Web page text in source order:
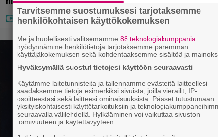
Tarvitsemme suostumuksesi tarjotaksemme
henkilökohtaisen käyttökokemuksen
Me ja huolellisesti valitsemamme88 teknologiakumppania
hyödynnämme henkilötietoja tarjotaksemme paremman
käyttäjäkokemuksen sekä kohdentaaksemme sisältöä ja
Hyväksymällä suostut tietojesi käyttöön seuraavasti
Käytämme laitetunnisteita ja tallennamme evästeitä laitteellesi
saadaksemme tietoja esimerkiksi sivuista, joilla vierailit, IP-
osoitteestasi sekä laitteesi ominaisuuksista. Pääset tutustumaan
yksityiskohtaisesti käyttötarkoituksiin ja
seuraavalla välilehdellä. Hylkääminen voi vaikuttaa sivuston
toimivuuteen ja käytettävyyteen.